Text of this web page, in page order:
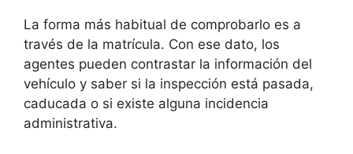
La forma más habitual de comprobarlo es a
través de la matrícula. Con ese dato, los
agentes pueden contrastar la información del
vehículo y saber si la inspección está pasada,
caducada o si existe alguna incidencia
administrativa.